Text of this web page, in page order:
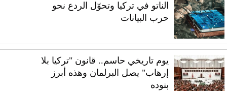
الناتو في تركيا وتحوّل الردع نحو
حرب البيانات
يوم تاريخي حاسم.. قانون "تركيا بلا
إرهاب" يصل البرلمان وهذه أبرز
بنوده